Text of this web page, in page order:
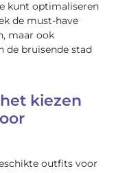
kunt optimaliseren
de must-have
maar ook
de bruisende stad
kiezen
outfits voor